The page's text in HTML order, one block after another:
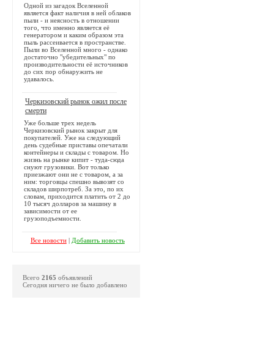
Одной из загадок Вселенной
является факт наличия в ней облаков
пыли - и неясность в отношении
того, что именно является её
генератором и каким образом эта
пыль рассеивается в пространстве.
Пыли во Вселенной много - однако
достаточно "убедительных" по
производительности её источников
до сих пор обнаружить не
удавалось.
Черкизовский рынок ожил после
смерти
Уже больше трех недель
Черкизовский рынок закрыт для
покупателей. Уже на следующий
день судебные приставы опечатали
контейнеры и склады с товаром. Но
жизнь на рынке кипит - туда-сюда
снуют грузовики. Вот только
приезжают они не с товаром, а за
ним: торговцы спешно вывозят со
складов ширпотреб. За это, по их
словам, приходится платить от 2 до
10 тысяч долларов за машину в
зависимости от ее
грузоподъемности.
Все новости| Добавить новость
Всего 2165 объявлений
Сегодня ничего не было добавлено